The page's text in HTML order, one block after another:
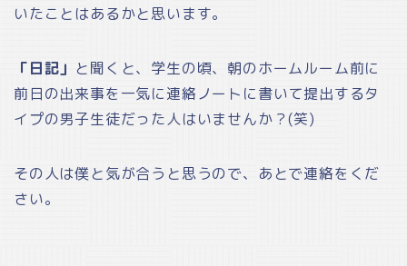
いたことはあるかと思います。
「日記」 と聞くと、学生の頃、朝のホームルーム前に
前日の出来事を一気に連絡ノートに書いて提出するタ
イプの男子生徒だった人はいませんか？(笑)
その人は僕と気が合うと思うので、あとで連絡をくだ
さい。